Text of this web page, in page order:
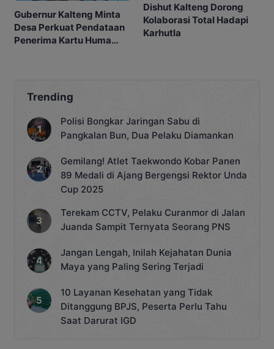
Gubernur Kalteng Minta
Desa Perkuat Pendataan
Penerima Kartu Huma
Dishut Kalteng Dorong
Kolaborasi Total Hadapi
Karhutla
Trending
Polisi Bongkar Jaringan Sabu di
Pangkalan Bun, Dua Pelaku Diamankan
Gemilang! Atlet Taekwondo Kobar Panen
89 Medali di Ajang Bergengsi Rektor Unda
Cup 2025
Terekam CCTV, Pelaku Curanmor di Jalan
Juanda Sampit Ternyata Seorang PNS
Jangan Lengah, Inilah Kejahatan Dunia
Maya yang Paling Sering Terjadi
10 Layanan Kesehatan yang Tidak
Ditanggung BPJS, Peserta Perlu Tahu
Saat Darurat IGD